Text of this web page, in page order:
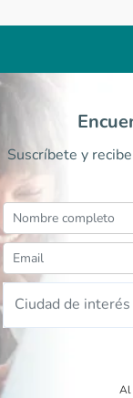
Suscríbete y
Ciudad de interés
Al